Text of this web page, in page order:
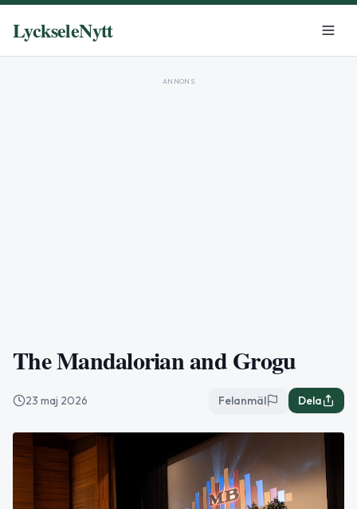
LyckseleNytt
ANNONS
The Mandalorian and Grogu
23 maj 2026 Felanmäl Dela